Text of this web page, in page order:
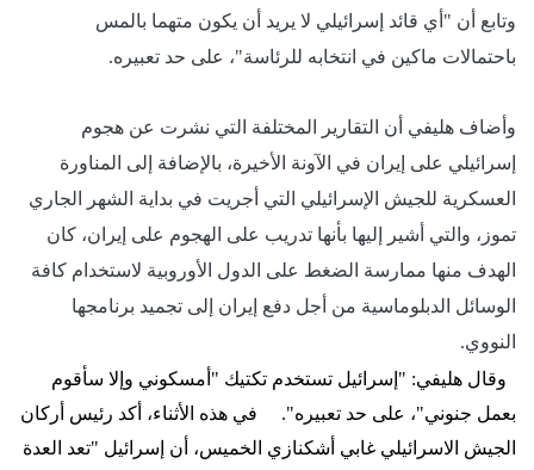
وتابع أن "أي قائد إسرائيلي لا يريد أن يكون متهما بالمس
باحتمالات ماكين في انتخابه للرئاسة"، على حد تعبيره.
وأضاف هليفي أن التقارير المختلفة التي نشرت عن هجوم
إسرائيلي على إيران في الآونة الأخيرة، بالإضافة إلى المناورة
العسكرية للجيش الإسرائيلي التي أجريت في بداية الشهر الجاري
تموز، والتي أشير إليها بأنها تدريب على الهجوم على إيران، كان
الهدف منها ممارسة الضغط على الدول الأوروبية لاستخدام كافة
الوسائل الدبلوماسية من أجل دفع إيران إلى تجميد برنامجها
النووي.
وقال هليفي: "إسرائيل تستخدم تكتيك "أمسكوني وإلا سأقوم
بعمل جنوني"، على حد تعبيره".
في هذه الأثناء، أكد رئيس أركان
الجيش الاسرائيلي غابي أشكنازي الخميس، أن إسرائيل "تعد العدة